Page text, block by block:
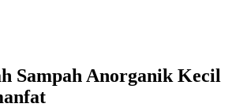
Sampah Anorganik Kecil